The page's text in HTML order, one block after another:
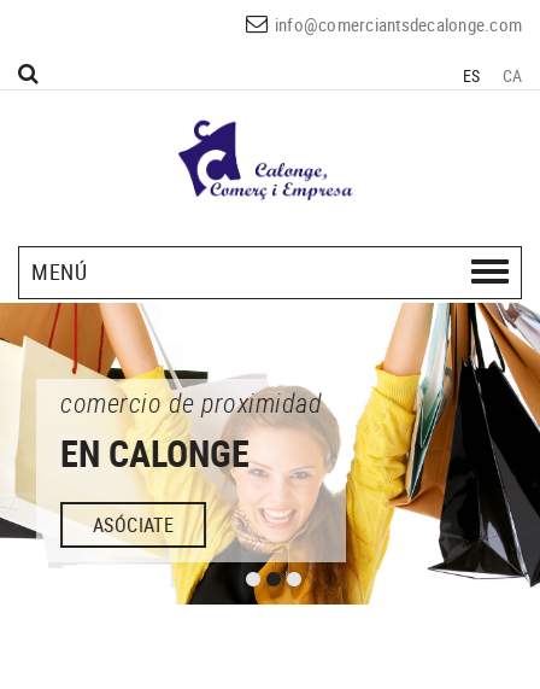
info@comerciantsdecalonge.com
ES CA
MENÚ
comercio de proximidad
EN CALONGE
ASÓCIATE